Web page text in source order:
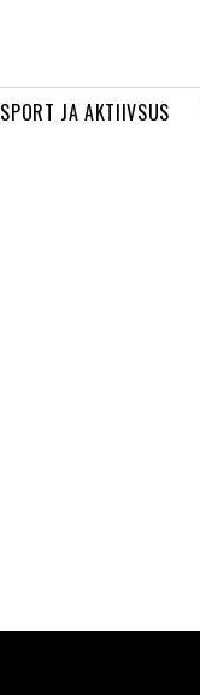
SPORT JA AKTIIVSUS